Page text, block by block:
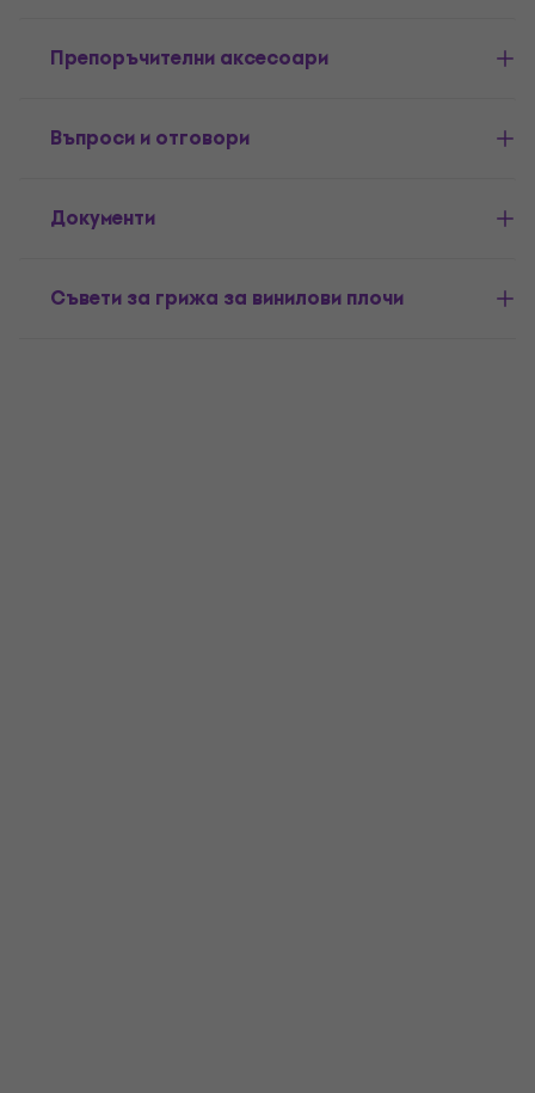
Препоръчителни аксесоари
Въпроси и отговори
Документи
Съвети за грижа за винилови плочи